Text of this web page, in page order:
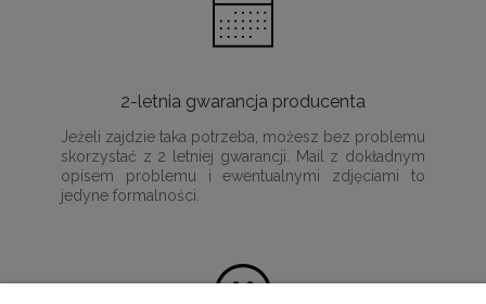
2-letnia gwarancja producenta
Jeżeli zajdzie taka potrzeba, możesz bez problemu
skorzystać z 2 letniej gwarancji. Mail z dokładnym
opisem problemu i ewentualnymi zdjęciami to
jedyne formalności.